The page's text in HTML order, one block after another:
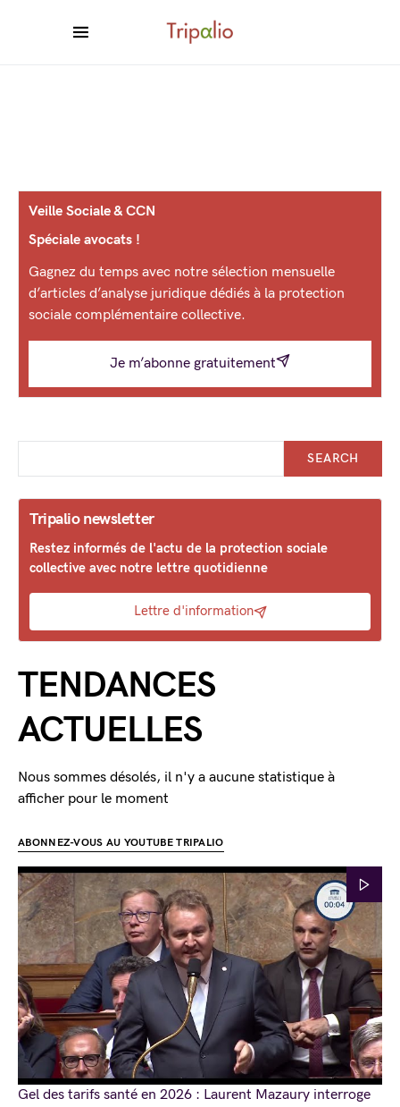
Veille Sociale & CCN
Spéciale avocats !
Gagnez du temps avec notre sélection mensuelle
d’articles d’analyse juridique dédiés à la protection
sociale complémentaire collective.
Je m’abonne gratuitement
SEARCH
Tripalio newsletter
Restez informés de l'actu de la protection sociale
collective avec notre lettre quotidienne
Lettre d'information
TENDANCES
ACTUELLES
Nous sommes désolés, il n'y a aucune statistique à
afficher pour le moment
ABONNEZ-VOUS AU YOUTUBE TRIPALIO
Gel des tarifs santé en 2026 : Laurent Mazaury interroge